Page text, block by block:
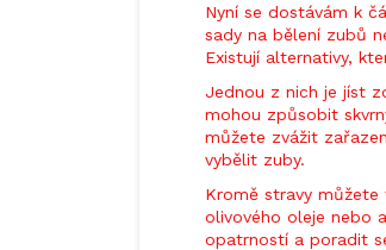
Nyní se dostávám k
sady na bělení zubů
Existují alternativy,
Jednou z nich je jíst
mohou způsobit
můžete zvážit
vybělit zuby.
Kromě stravy
olivového oleje nebo
opatrností a poradit